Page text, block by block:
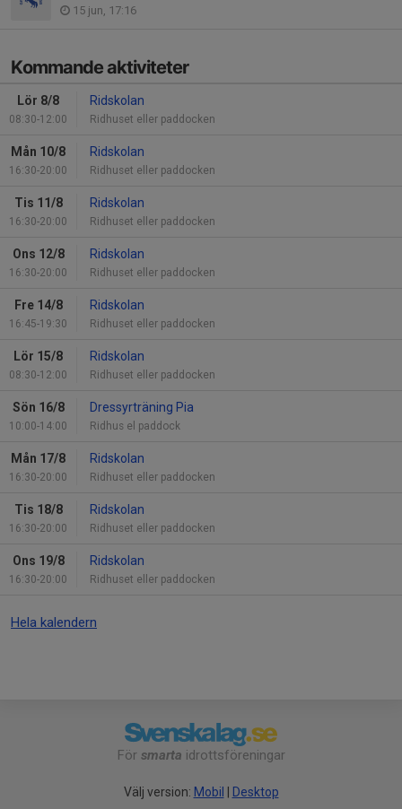
15 jun, 17:16
Kommande aktiviteter
Lör 8/8
08:30-12:00
Ridskolan
Ridhuset eller paddocken
Mån 10/8
16:30-20:00
Ridskolan
Ridhuset eller paddocken
Tis 11/8
16:30-20:00
Ridskolan
Ridhuset eller paddocken
Ons 12/8
16:30-20:00
Ridskolan
Ridhuset eller paddocken
Fre 14/8
16:45-19:30
Ridskolan
Ridhuset eller paddocken
Lör 15/8
08:30-12:00
Ridskolan
Ridhuset eller paddocken
Sön 16/8
10:00-14:00
Dressyrträning Pia
Ridhus el paddock
Mån 17/8
16:30-20:00
Ridskolan
Ridhuset eller paddocken
Tis 18/8
16:30-20:00
Ridskolan
Ridhuset eller paddocken
Ons 19/8
16:30-20:00
Ridskolan
Ridhuset eller paddocken
Hela kalendern
För smarta idrottsföreningar
Välj version: Mobil Desktop